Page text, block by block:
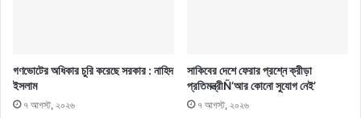
গণভোটের অধিকার চুরি করেছে সরকার : নাহিদ
ইসলাম
৭ আগস্ট, ২০২৬
সাকিবের দেশে ফেরার প্রশ্নে ক্রীড়া
প্রতিমন্ত্রীÑ‘আর কোনো সুযোগ নেই’
৭ আগস্ট, ২০২৬